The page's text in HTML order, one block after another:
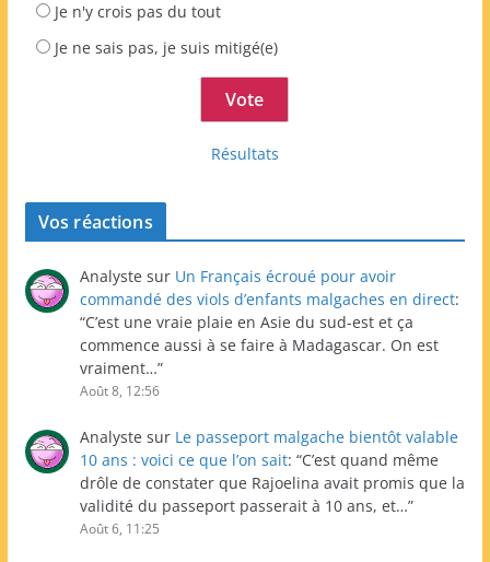
Je n'y crois pas du tout
Je ne sais pas, je suis mitigé(e)
Résultats
Vos réactions
Analyste sur Un Français écroué pour avoir
commandé des viols d’enfants malgaches en direct:
“C’est une vraie plaie en Asie du sud-est et ça
commence aussi à se faire à Madagascar. On est
vraiment…”
Août 8, 12:56
Analyste sur Le passeport malgache bientôt valable
10 ans : voici ce que l’on sait: “C’est quand même
drôle de constater que Rajoelina avait promis que la
validité du passeport passerait à 10 ans, et…”
Août 6, 11:25